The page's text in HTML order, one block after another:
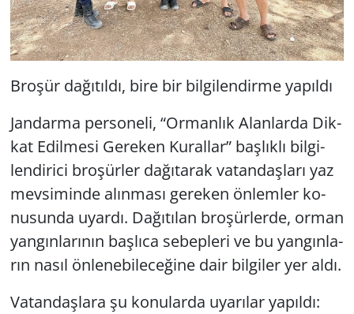
Bro­şür da­ğı­tıl­dı, bire bir bil­gi­len­dir­me ya­pıl­dı
Jan­dar­ma per­so­ne­li, “Or­man­lık Alan­lar­da Dik­
kat Edil­me­si Ge­re­ken Ku­ral­lar” baş­lık­lı bil­gi­
len­di­ri­ci bro­şür­ler da­ğı­ta­rak va­tan­daş­la­rı yaz
mev­si­min­de alın­ma­sı ge­re­ken ön­lem­ler ko­
nu­sun­da uyar­dı. Da­ğı­tı­lan bro­şür­ler­de, orman
yan­gın­la­rı­nın baş­lı­ca se­bep­le­ri ve bu yan­gın­la­
rın nasıl ön­le­ne­bi­le­ce­ği­ne dair bil­gi­ler yer aldı.
Va­tan­daş­la­ra şu ko­nu­lar­da uya­rı­lar ya­pıl­dı: